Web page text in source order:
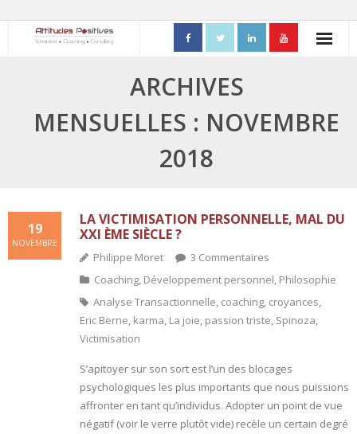
- Adapter sa posture managériale
- Process Vente
- Ennéagramme
- Triangle de Karpman
- L'intelligence émotionnelle
COACHING et CONSULTING
ARCHIVES
MENSUELLES : NOVEMBRE
2018
LA VICTIMISATION PERSONNELLE, MAL DU
XXI ÈME SIÈCLE ?
19
NOVEMBRE
Philippe Moret 3 Commentaires
Coaching, Développement personnel, Philosophie
Analyse Transactionnelle, coaching, croyances,
Eric Berne, karma, La joie, passion triste, Spinoza,
Victimisation
S’apitoyer sur son sort est l’un des blocages
psychologiques les plus importants que nous puissions
affronter en tant qu’individus. Adopter un point de vue
négatif (voir le verre plutôt vide) recèle un certain degré